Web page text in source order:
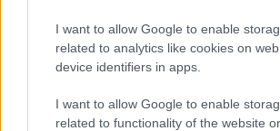
I want to allow Google to enable
related to analytics like cookies on
device identifiers in apps.
I want to allow Google to enable
related to functionality of the website